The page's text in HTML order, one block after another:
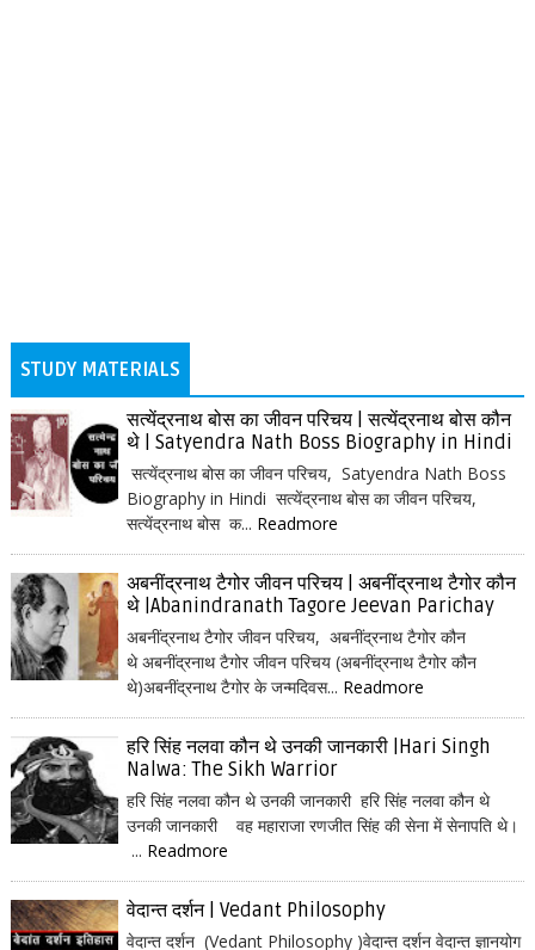
STUDY MATERIALS
सत्येंद्रनाथ बोस का जीवन परिचय | सत्येंद्रनाथ बोस कौन
थे | Satyendra Nath Boss Biography in Hindi
सत्येंद्रनाथ बोस का जीवन परिचय, Satyendra Nath Boss
Biography in Hindi सत्येंद्रनाथ बोस का जीवन परिचय,
सत्येंद्रनाथ बोस क... Readmore
अबनींद्रनाथ टैगोर जीवन परिचय | अबनींद्रनाथ टैगोर कौन
थे |Abanindranath Tagore Jeevan Parichay
अबनींद्रनाथ टैगोर जीवन परिचय, अबनींद्रनाथ टैगोर कौन
थे अबनींद्रनाथ टैगोर जीवन परिचय (अबनींद्रनाथ टैगोर कौन
थे)अबनींद्रनाथ टैगोर के जन्मदिवस... Readmore
हरि सिंह नलवा कौन थे उनकी जानकारी |Hari Singh
Nalwa: The Sikh Warrior
हरि सिंह नलवा कौन थे उनकी जानकारी हरि सिंह नलवा कौन थे
उनकी जानकारी वह महाराजा रणजीत सिंह की सेना में सेनापति थे।
... Readmore
वेदान्त दर्शन | Vedant Philosophy
वेदान्त दर्शन (Vedant Philosophy )वेदान्त दर्शन वेदान्त ज्ञानयोग